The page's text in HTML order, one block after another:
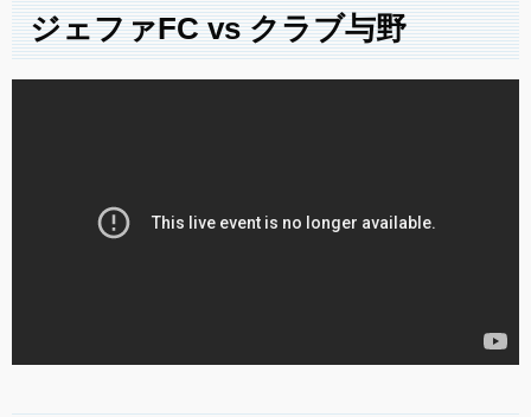
ジェファFC vs クラブ与野